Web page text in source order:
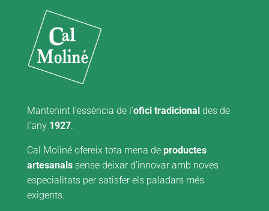
Mantenint l’essència de l’ofici tradicional des de
l’any 1927.
Cal Moliné ofereix tota mena de productes
artesanalssense deixar d’innovar amb noves
especialitats per satisfer els paladars més
exigents.